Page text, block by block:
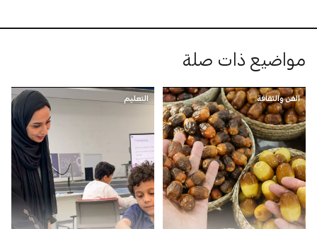
مواضيع ذات صلة
الفن والثقافة التعليم